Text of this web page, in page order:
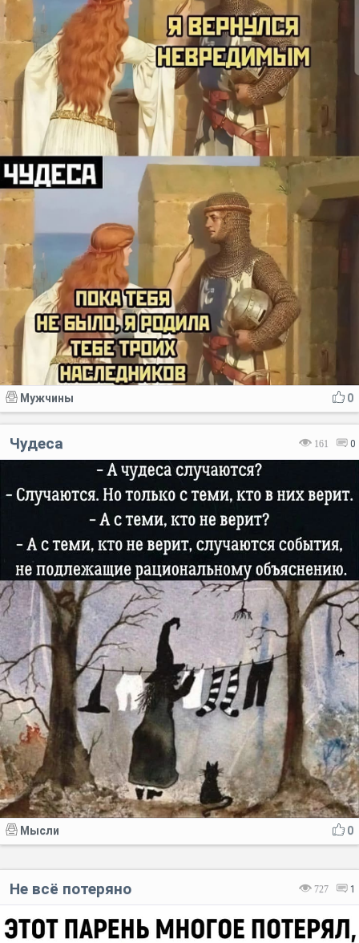
0
Мужчины
161 0
Чудеса
0
Мысли
727 1
Не всё потеряно